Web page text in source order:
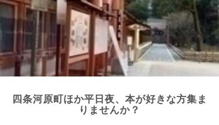
四条河原町ほか平日夜、本が好きな方集ま
りませんか？